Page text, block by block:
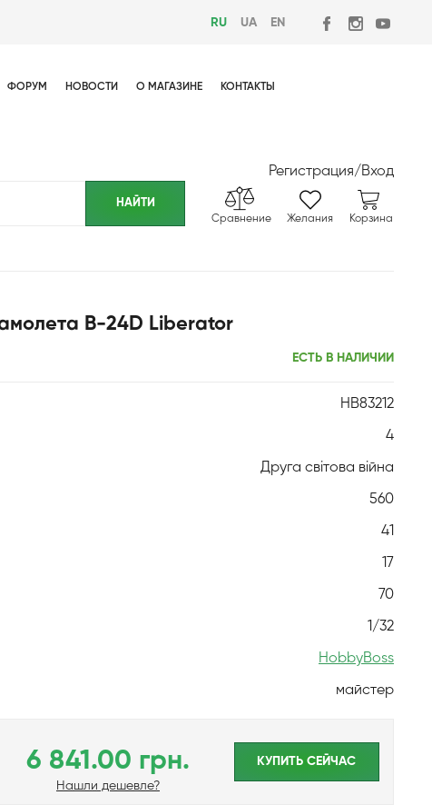
RU UA EN
ФОРУМ НОВОСТИ О МАГАЗИНЕ КОНТАКТЫ
Регистрация/Вход
Сравнение Желания Корзина
B-24D Liberator
ЕСТЬ В НАЛИЧИИ
HB83212
4
Друга світова війна
560
41
17
70
1/32
HobbyBoss
майстер
6 841.00 грн.
Нашли дешевле?
КУПИТЬ CЕЙЧАС